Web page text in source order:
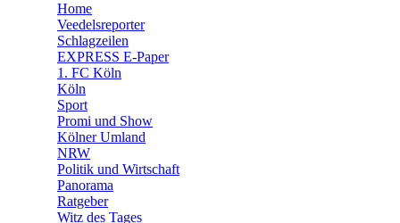
🛒 Shoppingwelt
Home
Veedelsreporter
Schlagzeilen
EXPRESS E-Paper
1. FC Köln
Köln
Sport
Promi und Show
Kölner Umland
NRW
Politik und Wirtschaft
Panorama
Ratgeber
Witz des Tages